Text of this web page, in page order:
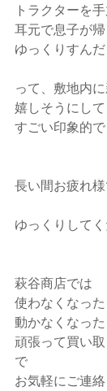
トラクターを
耳元で息子が
ゆっくりすん
って、敷地内
嬉しそうにし
すごい印象的
長い間お疲れ
ゆっくりして
萩谷商店では
使わなくなっ
動かなくなっ
頑張って買い
で
お気軽にご連